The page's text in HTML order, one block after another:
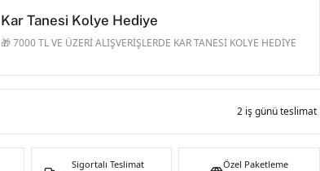
Kar Tanesi Kolye Hediye
🎁 7000 TL VE ÜZERİ ALIŞVERİŞLERDE KAR TANESİ KOLYE HEDİYE
2 iş günü teslimat
Sigortalı Teslimat Özel Paketleme